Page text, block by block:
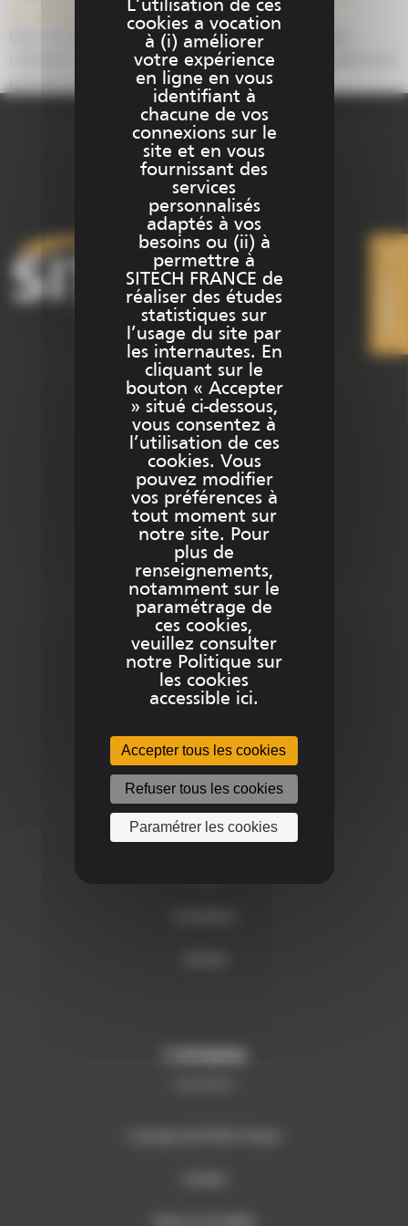
30 août 2022 Leave a comment
Gérer un chantier à distance, tout en étant proche des
utilisateurs – en améliorant la productivité sur site grâce à un
panel de solutions et services SITECH France.
+33 (0)1 69 51 60 00
info@sitech-france.com
Besoin d’aide ?
Contact
Support
Team Viewer SITECH France
Plus d’informations sur …
L’utilisation de ces
cookies a vocation
à (i) améliorer
votre expérience
en ligne en vous
identifiant à
chacune de vos
connexions sur le
site et en vous
fournissant des
services
personnalisés
adaptés à vos
besoins ou (ii) à
permettre à
SITECH FRANCE de
réaliser des études
statistiques sur
l’usage du site par
les internautes. En
cliquant sur le
bouton « Accepter
» situé ci-dessous,
vous consentez à
l’utilisation de ces
cookies. Vous
pouvez modifier
vos préférences à
tout moment sur
notre site. Pour
plus de
renseignements,
notamment sur le
paramétrage de
ces cookies,
veuillez consulter
notre Politique sur
les cookies
accessible ici.
Accepter tous les cookies
Refuser tous les cookies
Paramétrer les cookies